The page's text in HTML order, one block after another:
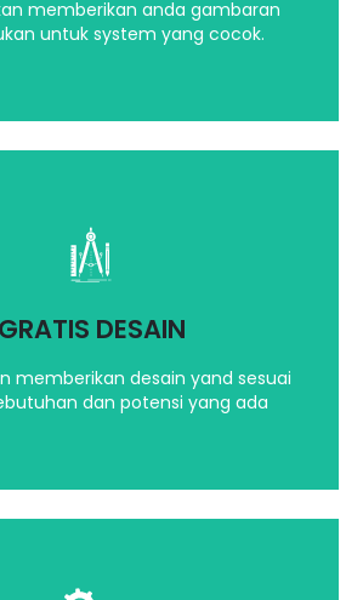
memberikan anda gambaran
untuk system yang cocok.
GRATIS DESAIN
memberikan desain yand sesuai
dan potensi yang ada
Teknologi yang terbaru dan
akan berikan ilustrasi desain yang
Hubungi kami